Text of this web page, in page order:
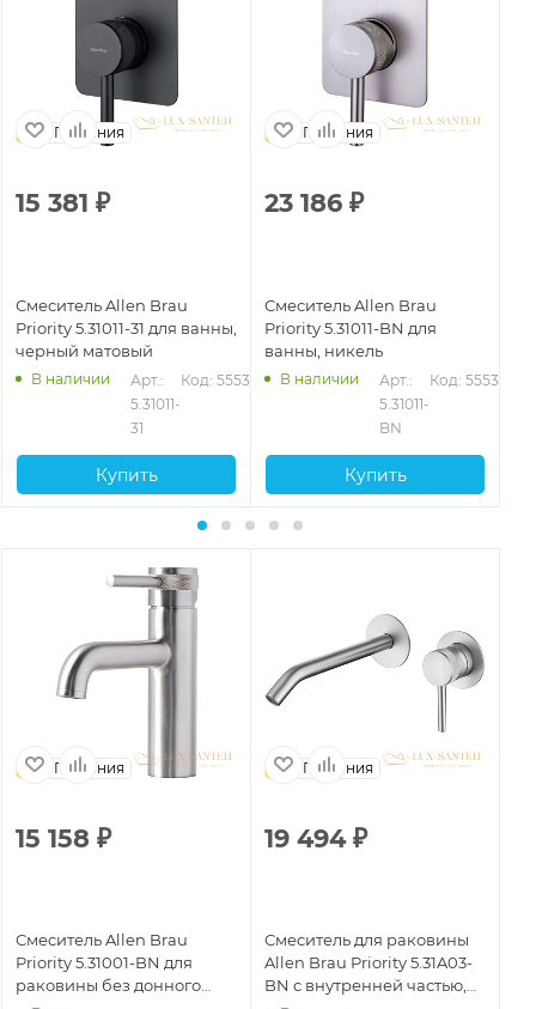
Германия
15 381 ₽
Смеситель Allen Brau
Priority 5.31011-31 для ванны,
черный матовый
В наличии
Арт.:
5.31011-
31
Код: 55535
Купить
Германия
23 186 ₽
Смеситель Allen Brau
Priority 5.31011-BN для
ванны, никель
В наличии
Арт.:
5.31011-
BN
Код: 55536
Купить
Германия
15 158 ₽
Смеситель Allen Brau
Priority 5.31001-BN для
раковины без донного
Германия
19 494₽
Смеситель для раковины
Allen Brau Priority 5.31A03-
BN с внутренней частью,